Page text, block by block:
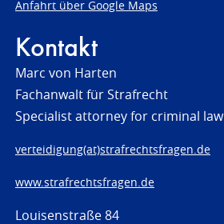
Anfahrt über Google Maps
Kontakt
Marc von Harten
Fachanwalt für Strafrecht
Specialist attorney for criminal law
verteidigung(at)strafrechtsfragen.de
www.strafrechtsfragen.de
Louisenstraße 84